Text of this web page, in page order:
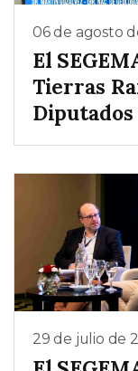
06 de agosto
El
Tierras
Diputados
29 de julio de